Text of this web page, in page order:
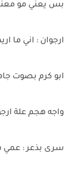
بس يعني مو
ارجوان : اني ما
ابو كرم بصوت
واجه هجم علة
سرى بذعر : عمي